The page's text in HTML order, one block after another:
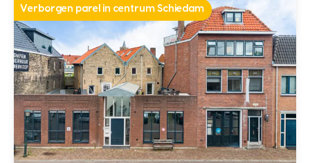
Verborgen parel in centrum Schiedam